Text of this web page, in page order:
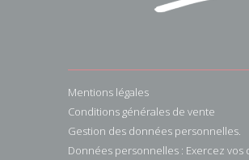
Mentions légales
Conditions générales de vente
Gestion des données personnelles.
Données personnelles : Exercez vos